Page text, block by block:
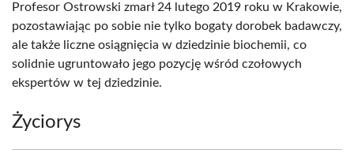
Profesor Ostrowski zmarł 24 lutego 2019 roku w Krakowie,
pozostawiając po sobie nie tylko bogaty dorobek badawczy,
ale także liczne osiągnięcia w dziedzinie biochemii, co
solidnie ugruntowało jego pozycję wśród czołowych
ekspertów w tej dziedzinie.
Życiorys